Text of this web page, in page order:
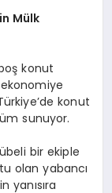
in Mülk
konut
konut
sunuyor.
bir ekiple
olan yabancı
yanısıra